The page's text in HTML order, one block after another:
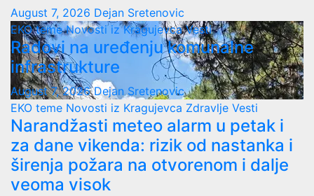
August 7, 2026 Dejan Sretenovic
EKO temeNovosti iz KragujevcaVesti
Radovi na uređenju komunalne
infrastrukture
August 7, 2026Dejan Sretenovic
EKO teme Novosti iz Kragujevca Zdravlje Vesti
Narandžasti meteo alarm u petak i
za dane vikenda: rizik od nastanka i
širenja požara na otvorenom i dalje
veoma visok